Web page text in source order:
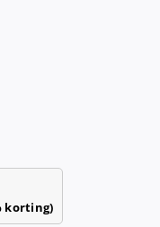
korting)